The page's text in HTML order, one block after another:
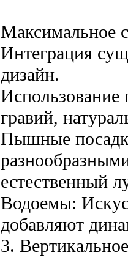
Максимальное
Интеграция
дизайн.
Использование
гравий,
Пышные
естественный
Водоемы:
добавляют
3.